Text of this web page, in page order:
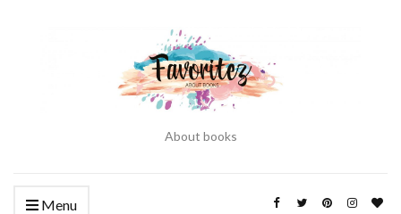
About books
Menu